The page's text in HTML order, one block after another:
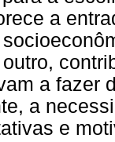
a
a fazer
a
e